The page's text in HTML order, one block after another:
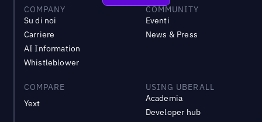
COMPANY
Su di noi
Carriere
AI Information
Whistleblower
COMMUNITY
Eventi
News & Press
COMPARE
Yext
USING UBERALL
Academia
Developer hub